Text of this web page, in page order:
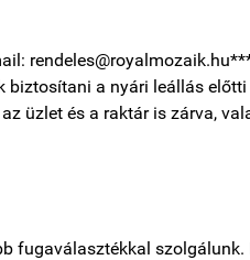
biztosítani a nyári leállás
üzlet és a raktár is zárva,
fugaválasztékkal